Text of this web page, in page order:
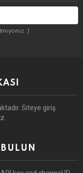
:)
Siteye giriş